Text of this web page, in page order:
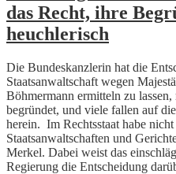
das Recht, ihre
heuchlerisch
Die Bundeskanzlerin hat die
Staatsanwaltschaft wegen
Böhmermann ermitteln zu
begründet, und viele fallen auf
herein. Im Rechtsstaat habe
Staatsanwaltschaften und
Merkel. Dabei weist das
Regierung die Entscheidung